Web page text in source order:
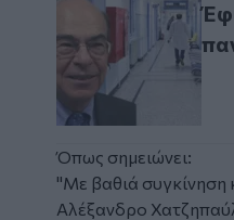
Όπως σημειώνει:
"Με βαθιά συγκίνηση
Αλέξανδρο